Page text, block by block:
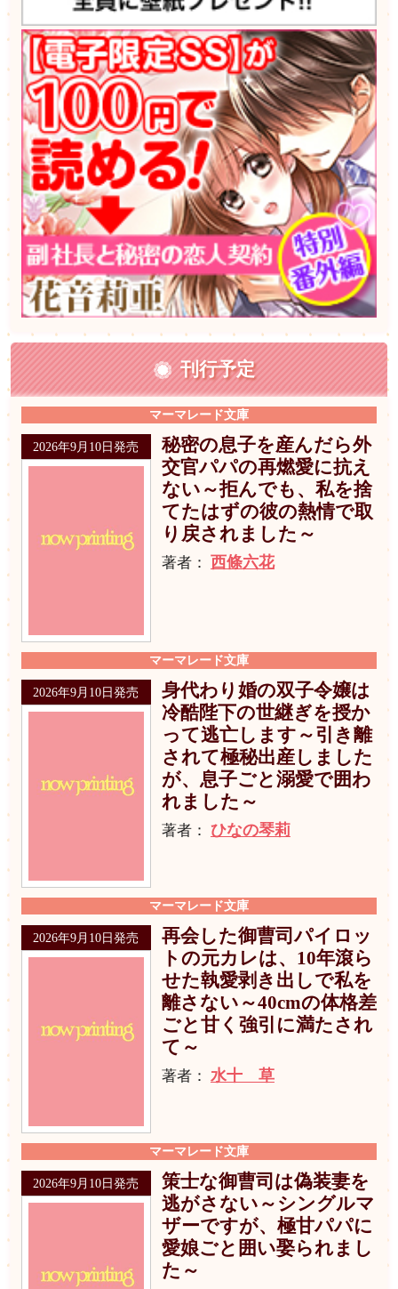
刊行予定
マーマレード文庫
2026年9月10日発売
秘密の息子を産んだら外
交官パパの再燃愛に抗え
ない～拒んでも、私を捨
てたはずの彼の熱情で取
り戻されました～
著者： 西條六花
マーマレード文庫
2026年9月10日発売
身代わり婚の双子令嬢は
冷酷陛下の世継ぎを授か
って逃亡します～引き離
されて極秘出産しました
が、息子ごと溺愛で囲わ
れました～
著者： ひなの琴莉
マーマレード文庫
2026年9月10日発売
再会した御曹司パイロッ
トの元カレは、10年滾ら
せた執愛剥き出しで私を
離さない～40cmの体格差
ごと甘く強引に満たされ
て～
著者： 水十 草
マーマレード文庫
2026年9月10日発売
策士な御曹司は偽装妻を
逃がさない～シングルマ
ザーですが、極甘パパに
愛娘ごと囲い娶られまし
た～